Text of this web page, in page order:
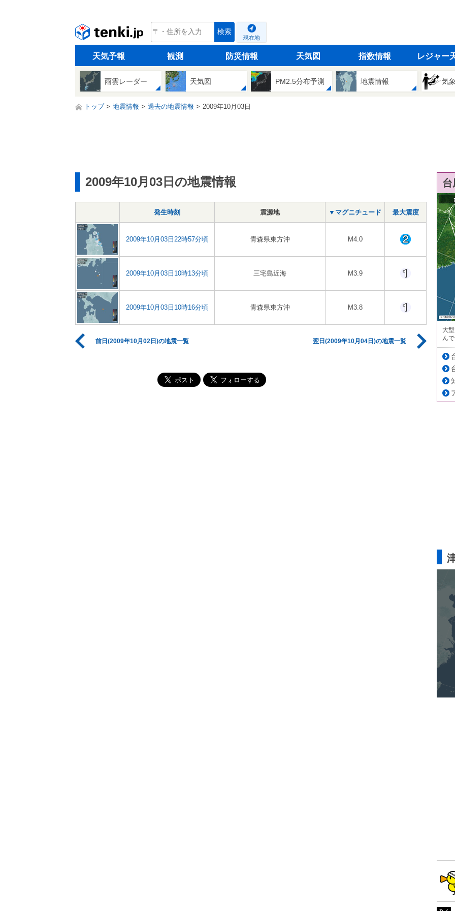
tenki.jp 検索
現在地
天気予報 観測 防災情報 天気図 指数情報 レジャー
雨雲レーダー 天気図 PM2.5分布予測 地震情報 気
トップ 地震情報 過去の地震情報 2009年10月03日
2009年10月03日の地震情報
発生時刻 震源地 ▼マグニチュード 最大震度
2009年10月03日22時57分頃 青森県東方沖 M4.0
2009年10月03日10時13分頃 三宅島近海 M3.9
2009年10月03日10時16分頃 青森県東方沖 M3.8
前日(2009年10月02日)の地震一覧 翌日(2009年10月04日)の地震一覧
大
ん